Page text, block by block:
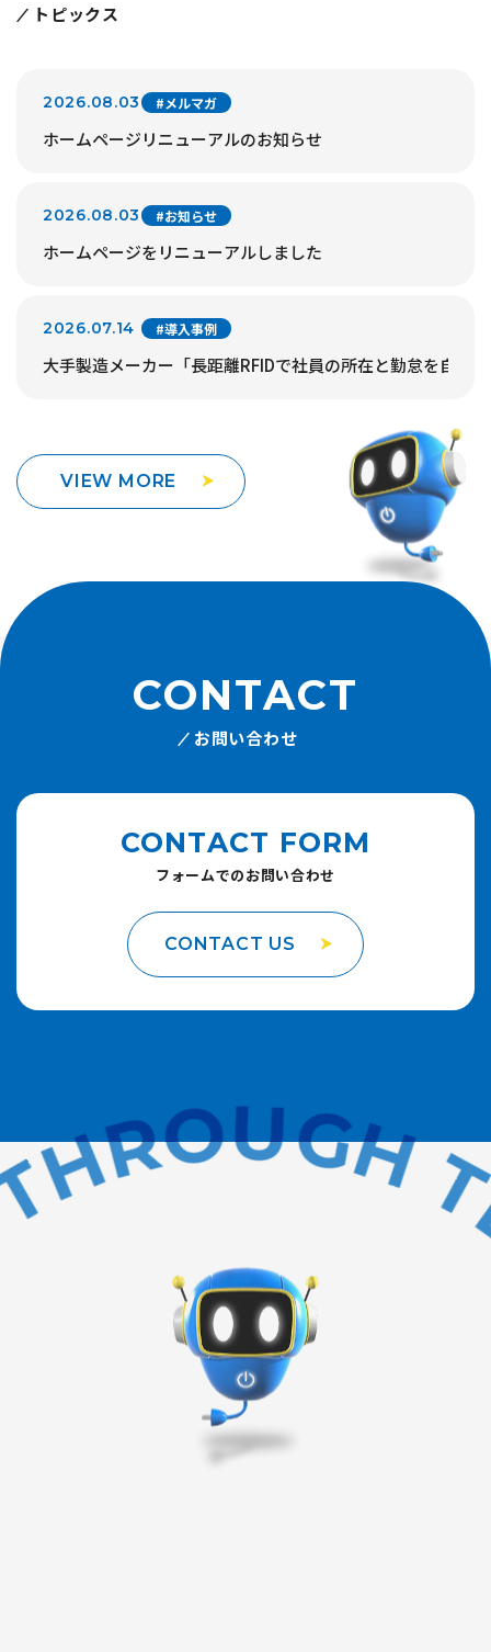
トピックス
2026.08.03 #メルマガ
ホームページリニューアルのお知らせ
2026.08.03 #お知らせ
ホームページをリニューアルしました
2026.07.14 #導入事例
大手製造メーカー「長距離RFIDで社員の所在と勤怠を自動
VIEW MORE
CONTACT
お問い合わせ
CONTACT FORM
フォームでのお問い合わせ
CONTACT US